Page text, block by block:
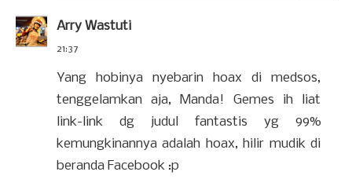
Arry Wastuti
21:37
Yang hobinya nyebarin hoax di medsos,
tenggelamkan aja, Manda! Gemes ih liat
link-link dg judul fantastis yg 99%
kemungkinannya adalah hoax, hilir mudik di
beranda Facebook :p